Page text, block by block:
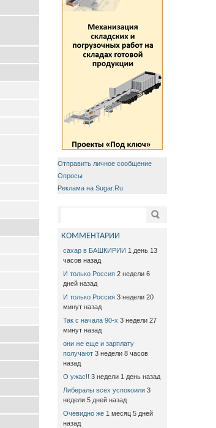
Отправить личное сообщение
Опросы
Реклама на Sugar.Ru
Поиск
КОММЕНТАРИИ
сахар в БАШКИРИИ 1 день 13
часов назад
И только Россия 2 недели 6
дней назад
И только Россия 3 недели 20
минут назад
Так с начала 90-х 3 недели 27
минут назад
они же еще и зарплату
получают 3 недели 8 часов
назад
О ужас!! 3 недели 1 день назад
Либералы всех успокоили 3
недели 5 дней назад
Очевидно же 1 месяц 5 дней
назад